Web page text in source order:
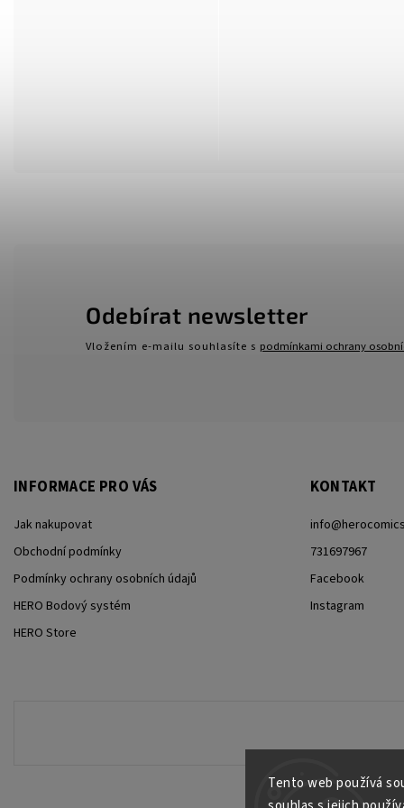
Tento web používá
INFORMACE PRO VÁS
Jak nakupovat
Obchodní podmínky
Podmínky ochrany osobních údajů
HERO Bodový systém
HERO Store
KONTAKT
info@
731697967
Facebook
Instagram
Odebírat newsletter
Vložením e-mailu souhlasíte s podmínkami ochrany